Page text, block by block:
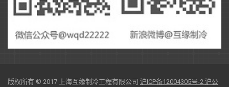
版权所有 © 2017 上海互缘制冷工程有限公司 沪ICP备12004305号-2 沪公